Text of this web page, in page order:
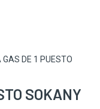
DE 1 PUESTO
SOKANY